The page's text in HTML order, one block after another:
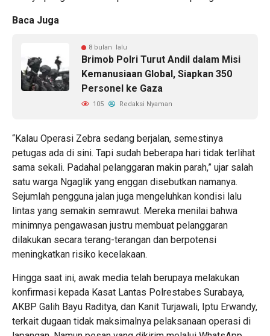
Baca Juga
8 bulan lalu
Brimob Polri Turut Andil dalam Misi
Kemanusiaan Global, Siapkan 350
Personel ke Gaza
105 Redaksi Nyaman
“Kalau Operasi Zebra sedang berjalan, semestinya
petugas ada di sini. Tapi sudah beberapa hari tidak terlihat
sama sekali. Padahal pelanggaran makin parah,” ujar salah
satu warga Ngaglik yang enggan disebutkan namanya.
Sejumlah pengguna jalan juga mengeluhkan kondisi lalu
lintas yang semakin semrawut. Mereka menilai bahwa
minimnya pengawasan justru membuat pelanggaran
dilakukan secara terang-terangan dan berpotensi
meningkatkan risiko kecelakaan.
Hingga saat ini, awak media telah berupaya melakukan
konfirmasi kepada Kasat Lantas Polrestabes Surabaya,
AKBP Galih Bayu Raditya, dan Kanit Turjawali, Iptu Erwandy,
terkait dugaan tidak maksimalnya pelaksanaan operasi di